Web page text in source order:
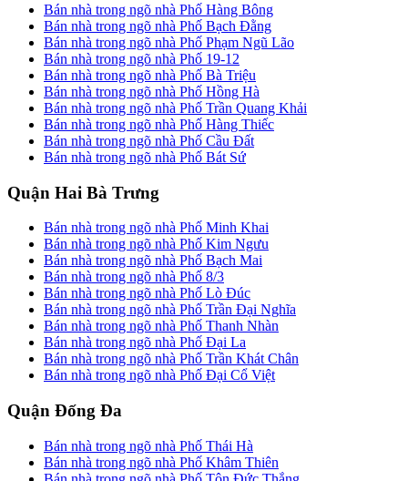
Bán nhà trong ngõ nhà Phố Hàng Bông
Bán nhà trong ngõ nhà Phố Bạch Đằng
Bán nhà trong ngõ nhà Phố Phạm Ngũ Lão
Bán nhà trong ngõ nhà Phố 19-12
Bán nhà trong ngõ nhà Phố Bà Triệu
Bán nhà trong ngõ nhà Phố Hồng Hà
Bán nhà trong ngõ nhà Phố Trần Quang Khải
Bán nhà trong ngõ nhà Phố Hàng Thiếc
Bán nhà trong ngõ nhà Phố Cầu Đất
Bán nhà trong ngõ nhà Phố Bát Sứ
Quận Hai Bà Trưng
Bán nhà trong ngõ nhà Phố Minh Khai
Bán nhà trong ngõ nhà Phố Kim Ngưu
Bán nhà trong ngõ nhà Phố Bạch Mai
Bán nhà trong ngõ nhà Phố 8/3
Bán nhà trong ngõ nhà Phố Lò Đúc
Bán nhà trong ngõ nhà Phố Trần Đại Nghĩa
Bán nhà trong ngõ nhà Phố Thanh Nhàn
Bán nhà trong ngõ nhà Phố Đại La
Bán nhà trong ngõ nhà Phố Trần Khát Chân
Bán nhà trong ngõ nhà Phố Đại Cổ Việt
Quận Đống Đa
Bán nhà trong ngõ nhà Phố Thái Hà
Bán nhà trong ngõ nhà Phố Khâm Thiên